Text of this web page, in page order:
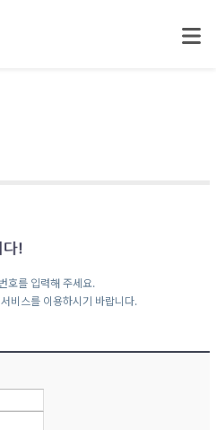
호를 입력해 주세요.
비스를 이용하시기 바랍니다.